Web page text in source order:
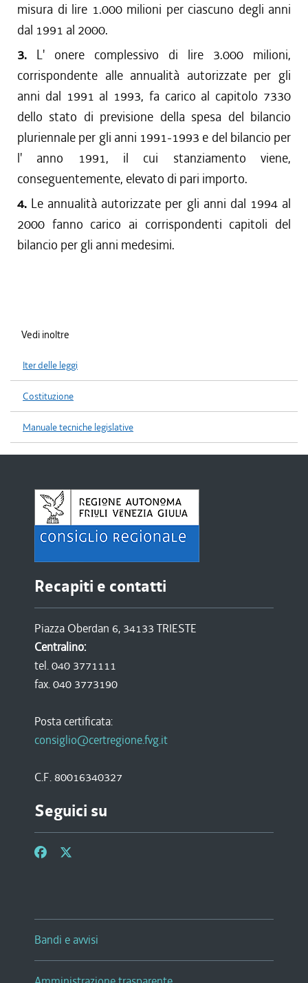
misura di lire 1.000 milioni per ciascuno degli anni
dal 1991 al 2000.
3. L' onere complessivo di lire 3.000 milioni,
corrispondente alle annualità autorizzate per gli
anni dal 1991 al 1993, fa carico al capitolo 7330
dello stato di previsione della spesa del bilancio
pluriennale per gli anni 1991-1993 e del bilancio per
l' anno 1991, il cui stanziamento viene,
conseguentemente, elevato di pari importo.
4. Le annualità autorizzate per gli anni dal 1994 al
2000 fanno carico ai corrispondenti capitoli del
bilancio per gli anni medesimi.
Vedi inoltre
Iter delle leggi
Costituzione
Manuale tecniche legislative
Recapiti e contatti
Piazza Oberdan 6, 34133 TRIESTE
Centralino:
tel. 040 3771111
fax. 040 3773190
Posta certificata:
consiglio@certregione.fvg.it
C.F. 80016340327
Seguici su
Bandi e avvisi